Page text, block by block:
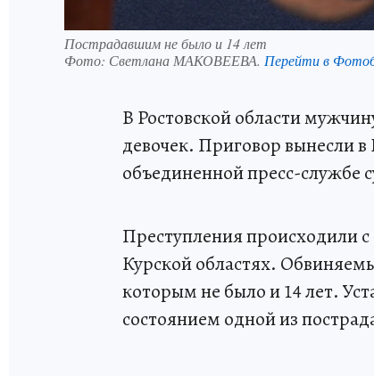
Пострадавшим не было и 14 лет
Фото: Светлана МАКОВЕЕВА. Перейти в
В Ростовской области
девочек. Приговор вынесли
объединенной пресс-службе
Преступления происходили с
Курской областях.
которым не было и 14 лет.
состоянием одной из